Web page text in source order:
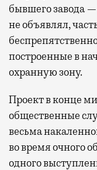
бывшего завода
не объявлял,
построенные в
охранную зону.
Проект в конце
общественные
весьма
во время очного
одного